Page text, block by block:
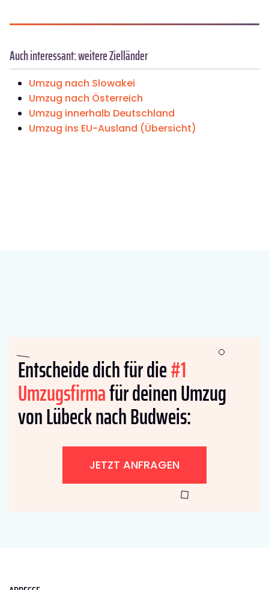
Auch interessant: weitere Zielländer
Umzug nach Slowakei
Umzug nach Österreich
Umzug innerhalb Deutschland
Umzug ins EU-Ausland (Übersicht)
Entscheide dich für die#1
Umzugsfirmafür deinen Umzug
von Lübeck nach Budweis:
JETZT ANFRAGEN